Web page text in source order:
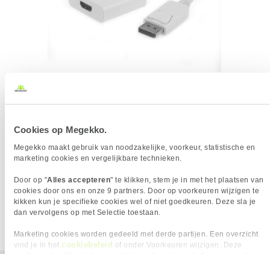
Cookies op Megekko.
Megekko maakt gebruik van noodzakelijke, voorkeur, statistische en
marketing cookies en vergelijkbare technieken.
Door op "Alles accepteren" te klikken, stem je in met het plaatsen van
cookies door ons en onze 9 partners. Door op voorkeuren wijzigen te
kikken kun je specifieke cookies wel of niet goedkeuren. Deze sla je
dan vervolgens op met Selectie toestaan.
Marketing cookies worden gedeeld met derde partijen. Een overzicht
vind je in het cookiebeleid of onder Voorkeuren wijzigen. Deze
GEMBIRD A-DPM-HDMIF-002-W
KABELADAPTER/VERLOOPSTUKJE
Het product dat je zocht is helaas niet meer beschikbaar.
Wij doen ons uiterste best om al onze producten zo lang
mogelijk leverbaar te houden.
Helaas is dit product op dit
moment bij geen van onze leveranciers leverbaar.
We helpen je graag met een ander product uit de categorie